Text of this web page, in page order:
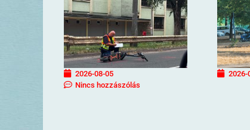
2026-08-05
Nincs hozzászólás
2026-